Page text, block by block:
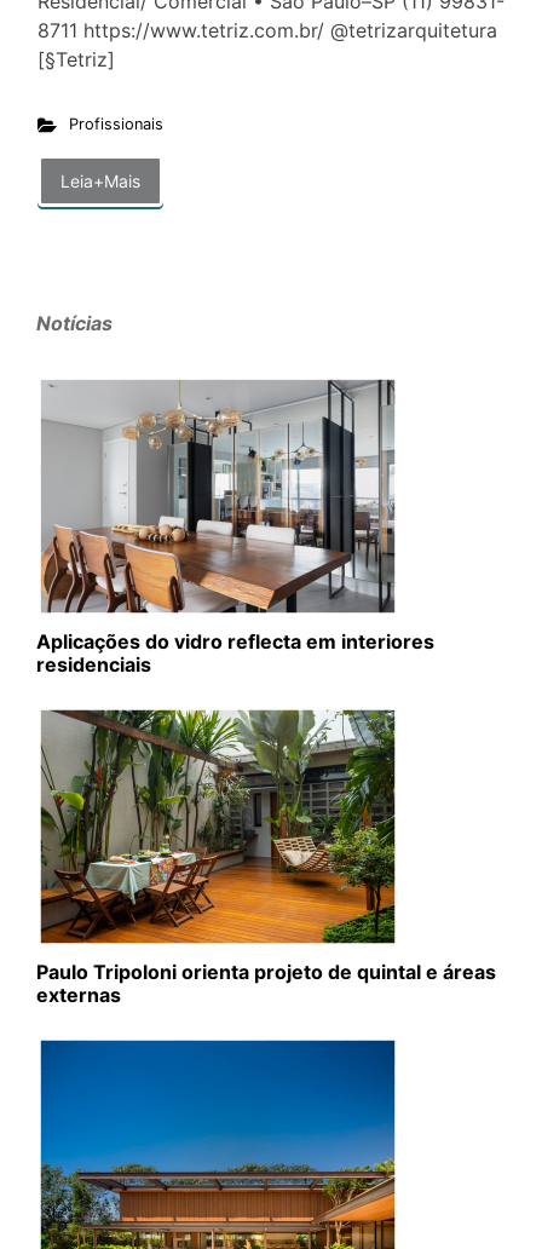
8711 https://www.tetriz.com.br/ @tetrizarquitetura
[§Tetriz]
Profissionais
Leia+Mais
Notícias
Aplicações do vidro reflecta em interiores
residenciais
Paulo Tripoloni orienta projeto de quintal e áreas
externas